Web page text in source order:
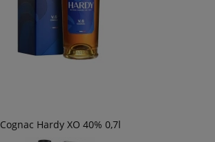
Cognac Hardy XO 40% 0,7l